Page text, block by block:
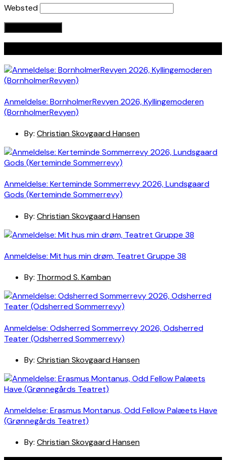
Websted
Anmeldelse: BornholmerRevyen 2026, Kyllingemoderen
(BornholmerRevyen)
By: Christian Skovgaard Hansen
Anmeldelse: Kerteminde Sommerrevy 2026, Lundsgaard
Gods (Kerteminde Sommerrevy)
By: Christian Skovgaard Hansen
Anmeldelse: Mit hus min drøm, Teatret Gruppe 38
By: Thormod S. Kamban
Anmeldelse: Odsherred Sommerrevy 2026, Odsherred
Teater (Odsherred Sommerrevy)
By: Christian Skovgaard Hansen
Anmeldelse: Erasmus Montanus, Odd Fellow Palæets Have
(Grønnegårds Teatret)
By: Christian Skovgaard Hansen